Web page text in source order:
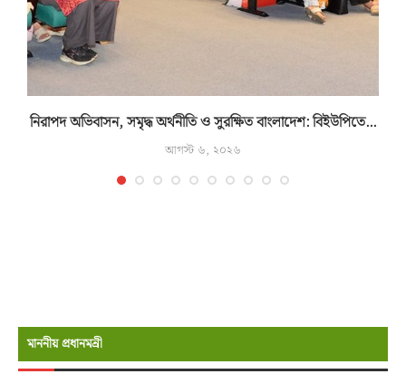
নিরাপদ অভিবাসন, সমৃদ্ধ অর্থনীতি ও সুরক্ষিত বাংলাদেশ: বিইউপিতে...
আগস্ট ৬, ২০২৬
মাননীয় প্রধানমন্রী